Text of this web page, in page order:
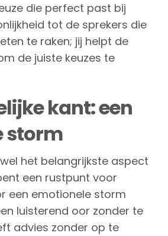
die perfect past bij
tot de sprekers die
te raken; jij helpt de
de juiste keuzes te
kant: een
storm
het belangrijkste aspect
een rustpunt voor
een emotionele storm
luisterend oor zonder te
advies zonder op te